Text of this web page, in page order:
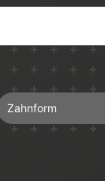
Zahnform